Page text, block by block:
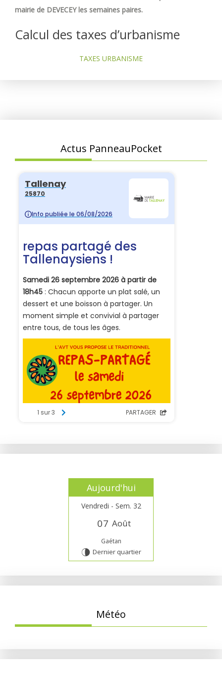
mairie de DEVECEY les semaines paires.
Calcul des taxes d’urbanisme
TAXES URBANISME
Actus PanneauPocket
Aujourd'hui
Vendredi - Sem. 32
07 Août
Gaétan
U Dernier quartier
Météo